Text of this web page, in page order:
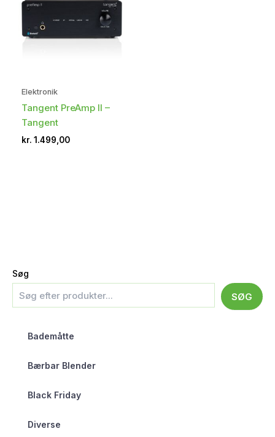
Søg
SØG
Bademåtte
Bærbar Blender
Black Friday
Diverse
Elektronik
Tangent PreAmp II –
Tangent
kr. 1.499,00